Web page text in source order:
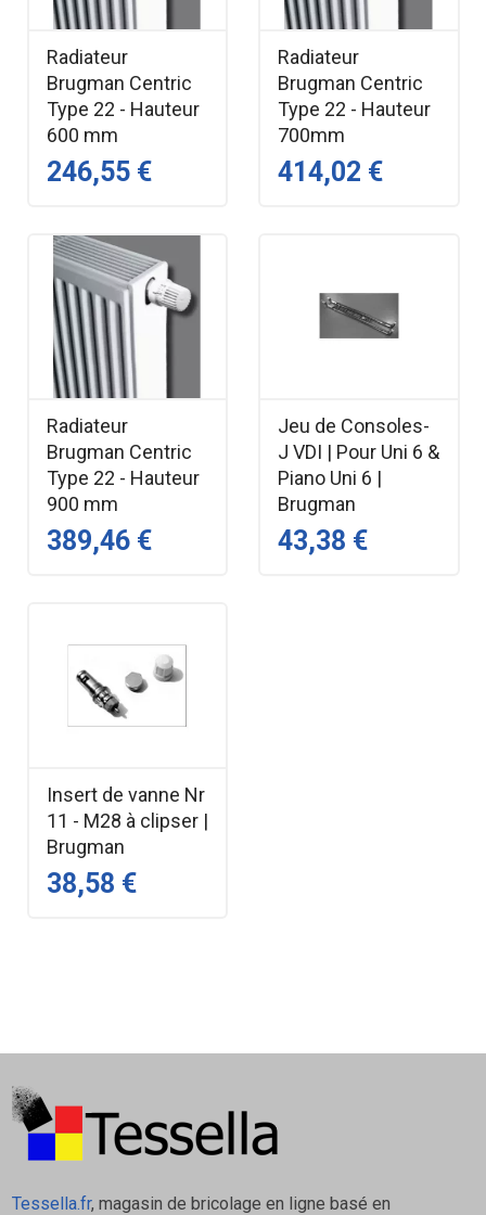
Radiateur
Brugman Centric
Type 22 - Hauteur
600 mm
246,55 €
Radiateur
Brugman Centric
Type 22 - Hauteur
700mm
414,02 €
Radiateur
Brugman Centric
Type 22 - Hauteur
900 mm
389,46 €
Jeu de Consoles-
J VDI | Pour Uni 6 &
Piano Uni 6 |
Brugman
43,38 €
Insert de vanne Nr
11 - M28 à clipser |
Brugman
38,58 €
Tessella.fr, magasin de bricolage en ligne basé en